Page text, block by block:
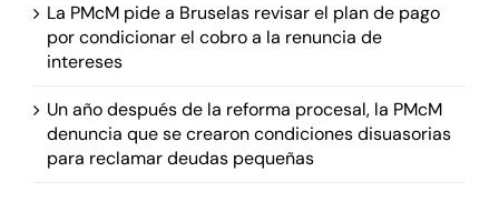
La PMcM pide a Bruselas revisar el plan de pago
por condicionar el cobro a la renuncia de
intereses
Un año después de la reforma procesal, la PMcM
denuncia que se crearon condiciones disuasorias
para reclamar deudas pequeñas